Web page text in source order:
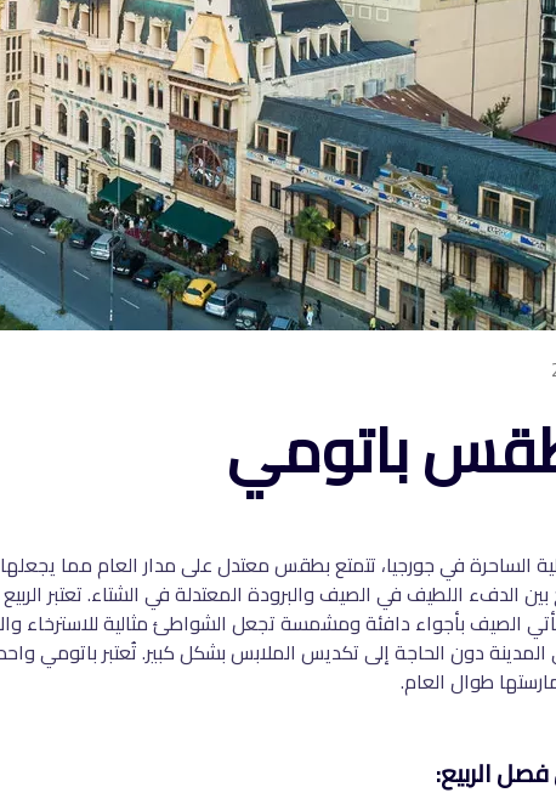
باتومي
الساحرة في جورجيا، تتمتع بطقس معتدل على مدار العام مما
الدفء اللطيف في الصيف والبرودة المعتدلة في الشتاء. تعتبر
الصيف بأجواء دافئة ومشمسة تجعل الشواطئ مثالية للاسترخاء
دون الحاجة إلى تكديس الملابس بشكل كبير. تُعتبر باتومي
طوال العام.
الربيع: